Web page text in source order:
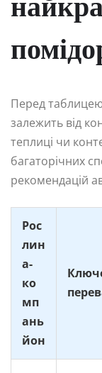
Перед
залежить від
теплиці чи
багаторічних
рекомендацій
Рос
лин
а-
ко
мп
ань
йон